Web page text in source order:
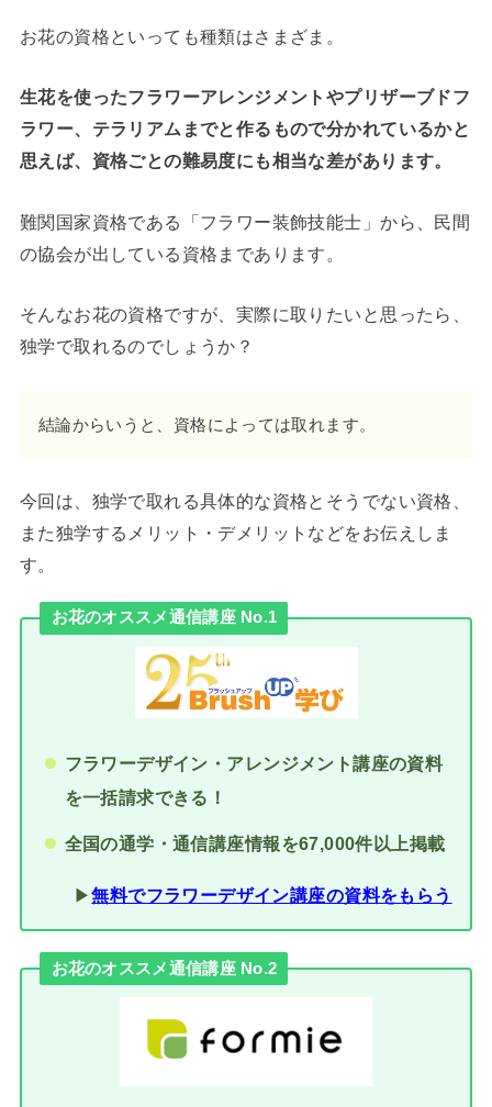
お花の資格といっても種類はさまざま。
生花を使ったフラワーアレンジメントやプリザーブドフ
ラワー、テラリアムまでと作るもので分かれているかと
思えば、資格ごとの難易度にも相当な差があります。
難関国家資格である「フラワー装飾技能士」から、民間
の協会が出している資格まであります。
そんなお花の資格ですが、実際に取りたいと思ったら、
独学で取れるのでしょうか？
結論からいうと、資格によっては取れます。
今回は、独学で取れる具体的な資格とそうでない資格、
また独学するメリット・デメリットなどをお伝えしま
す。
お花のオススメ通信講座 No.1
フラワーデザイン・アレンジメント講座の資料
を一括請求できる！
全国の通学・通信講座情報を67,000件以上掲載
▶︎無料でフラワーデザイン講座の資料をもらう
お花のオススメ通信講座 No.2